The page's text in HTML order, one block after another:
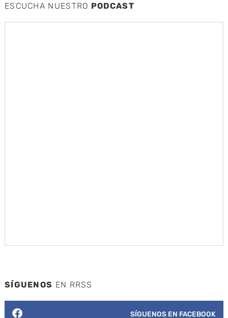
ESCUCHA NUESTRO PODCAST
SÍGUENOS EN RRSS
SÍGUENOS EN FACEBOOK